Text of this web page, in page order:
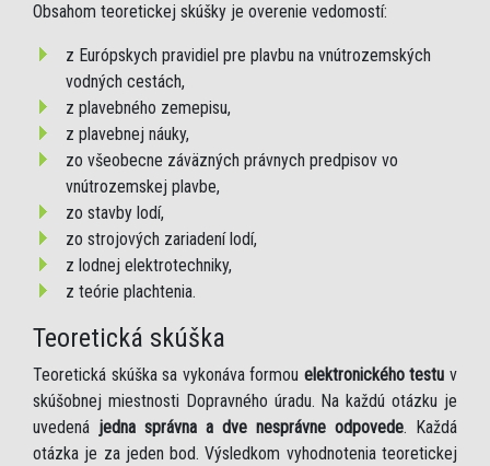
Obsahom teoretickej skúšky je overenie vedomostí:
z Európskych pravidiel pre plavbu na vnútrozemských
vodných cestách,
z plavebného zemepisu,
z plavebnej náuky,
zo všeobecne záväzných právnych predpisov vo
vnútrozemskej plavbe,
zo stavby lodí,
zo strojových zariadení lodí,
z lodnej elektrotechniky,
z teórie plachtenia.
Teoretická skúška
Teoretická skúška sa vykonáva formou elektronického testu v
skúšobnej miestnosti Dopravného úradu. Na každú otázku je
uvedená jedna správna a dve nesprávne odpovede. Každá
otázka je za jeden bod. Výsledkom vyhodnotenia teoretickej